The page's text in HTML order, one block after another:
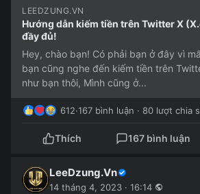
LEEDZUNG.VN
Hướng dẫn kiếm tiền trên Twitter X
đầy đủ!
Hey, chào bạn! Có phải bạn ở đây vì
bạn cũng nghe đến kiếm tiền trên
như bạn thôi, Mình cũng ở...
612·167 bình luận · 80 lượt chia
Thích 167 bình luận
LeeDzung.Vn
14 tháng 4, 2023 · 16:14